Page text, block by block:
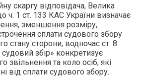
скаргу відповідача, Велика
ч. 1 ст. 133 КАС України визначає
зменшення розміру,
сплати судового збору
стану сторони, водночас ст. 8
збір» конкретизує
звільнення та коло осіб, які
від сплати судового збору.